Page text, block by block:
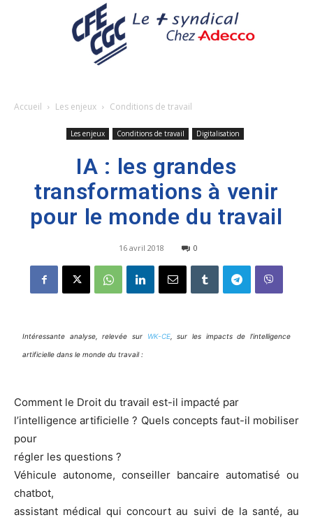
Accueil Les enjeux Conditions de travail
Les enjeux Conditions de travail Digitalisation
IA : les grandes
transformations à venir
pour le monde du travail
16 avril 2018 0
Intéressante analyse, relevée sur WK-CE, sur les impacts de l’intelligence
artificielle dans le monde du travail :
Comment le Droit du travail est-il impacté par
l’intelligence artificielle ? Quels concepts faut-il mobiliser
pour
régler les questions ?
Véhicule autonome, conseiller bancaire automatisé ou
chatbot,
assistant médical qui concourt au suivi de la santé, au